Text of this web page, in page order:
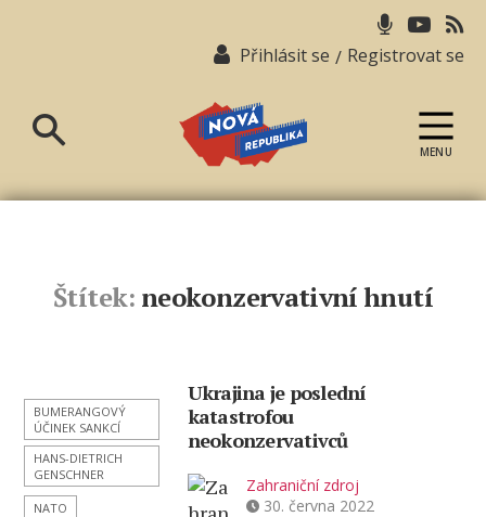
Přihlásit se / Registrovat se
republika
MENU
Štítek: neokonzervativní hnutí
BUMERANGOVÝ
ÚČINEK SANKCÍ
HANS-DIETRICH
GENSCHNER
NATO
Ukrajina je poslední
katastrofou
neokonzervativců
Zahraniční zdroj
30. června 2022